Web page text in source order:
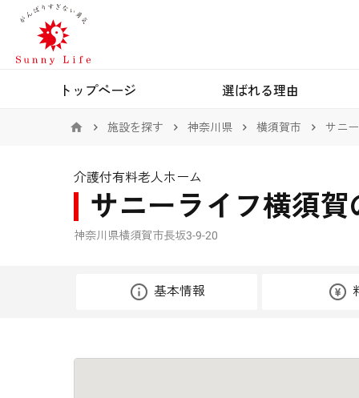
トップページ 選ばれる理由
施設を探す 神奈川県 横須賀市 サニ
介護付有料老人ホーム
サニーライフ横須
神奈川県横須賀市長坂3-9-20
基本情報